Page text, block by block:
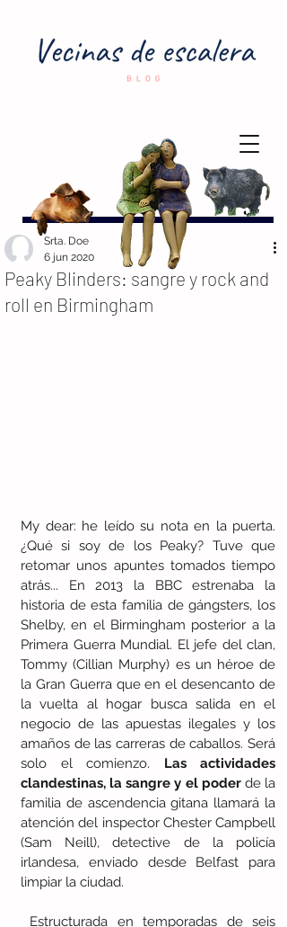
Peaky Blinders: sangre y rock and
roll en Birmingham
Srta. Doe
6 jun 2020
My dear: he leído su nota en la puerta.
¿Qué si soy de los Peaky? Tuve que
retomar unos apuntes tomados tiempo
atrás... En 2013 la BBC estrenaba la
historia de esta familia de gángsters, los
Shelby, en el Birmingham posterior a la
Primera Guerra Mundial. El jefe del clan,
Tommy (Cillian Murphy) es un héroe de
la Gran Guerra que en el desencanto de
la vuelta al hogar busca salida en el
negocio de las apuestas ilegales y los
amaños de las carreras de caballos. Será
solo el comienzo. Las actividades
clandestinas, la sangre y el poder de la
familia de ascendencia gitana llamará la
atención del inspector Chester Campbell
(Sam Neill), detective de la policía
irlandesa, enviado desde Belfast para
limpiar la ciudad.